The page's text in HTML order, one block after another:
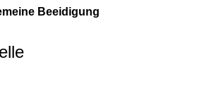
Beeidigung